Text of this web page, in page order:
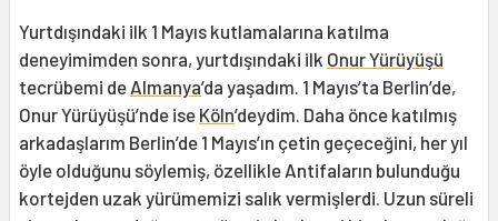
Yurtdışındaki ilk 1 Mayıs kutlamalarına katılma
deneyimimden sonra, yurtdışındaki ilk Onur Yürüyüşü
tecrübemi de Almanya’da yaşadım. 1 Mayıs’ta Berlin’de,
Onur Yürüyüşü’nde ise Köln’deydim. Daha önce katılmış
arkadaşlarım Berlin’de 1 Mayıs’ın çetin geçeceğini, her yıl
öyle olduğunu söylemiş, özellikle Antifaların bulunduğu
kortejden uzak yürümemizi salık vermişlerdi. Uzun süreli